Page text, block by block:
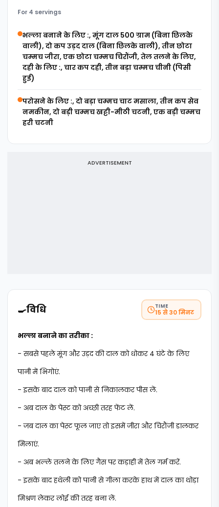
For 4 servings
भल्ला बनाने के लिए :, मूंग दाल 500 ग्राम (बिना छिलके
वाली), दो कप उड़द दाल (बिना छिलके वाली), तीन छोटा
चम्मच जीरा, एक छोटा चम्मच चिरौंजी, तेल तलने के लिए,
दही के लिए :, चार कप दही, तीन बड़ा चम्मच चीनी (पिसी
हुई)
परोसने के लिए :, दो बड़ा चम्मच चाट मसाला, तीन कप सेव
नमकीन, दो बड़ी चम्मच खट्टी-मीठी चटनी, एक बड़ी चम्मच
हरी चटनी
🍳विधि TIME
15 से 30 मिनट
भल्ला बनाने का तरीका :
- सबसे पहले मूंग और उड़द की दाल को धोकर 4 घंटे के लिए
पानी में भिगोएं.
- इसके बाद दाल को पानी से निकालकर पीस लें.
- अब दाल के पेस्ट को अच्छी तरह फेंट लें.
- जब दाल का पेस्ट फूल जाए तो इसमें जीरा और चिरौंजी डालकर
मिलाएं.
- अब भल्ले तलने के लिए गैस पर कड़ाही में तेल गर्म करें.
- इसके बाद हथेली को पानी से गीला करके हाथ में दाल का थोड़ा
मिश्रण लेकर लोई की तरह बना लें.
ADVERTISEMENT